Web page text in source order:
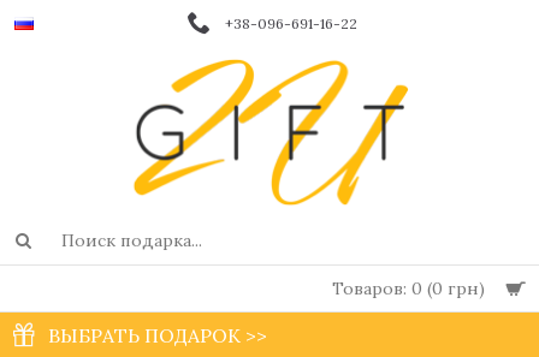
+38-096-691-16-22
Товаров: 0 (0 грн)
ВЫБРАТЬ ПОДАРОК >>